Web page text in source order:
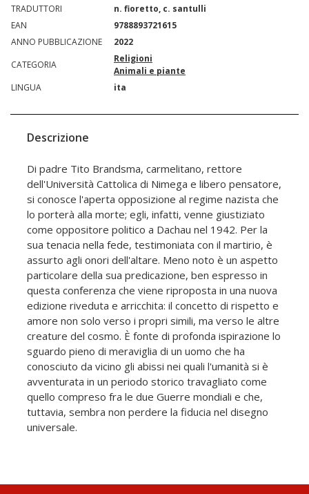
TRADUTTORI
n. fioretto, c. santulli
EAN
9788893721615
ANNO PUBBLICAZIONE
2022
CATEGORIA
Religioni
Animali e piante
LINGUA
ita
Descrizione
Di padre Tito Brandsma, carmelitano, rettore
dell'Università Cattolica di Nimega e libero pensatore,
si conosce l'aperta opposizione al regime nazista che
lo porterà alla morte; egli, infatti, venne giustiziato
come oppositore politico a Dachau nel 1942. Per la
sua tenacia nella fede, testimoniata con il martirio, è
assurto agli onori dell'altare. Meno noto è un aspetto
particolare della sua predicazione, ben espresso in
questa conferenza che viene riproposta in una nuova
edizione riveduta e arricchita: il concetto di rispetto e
amore non solo verso i propri simili, ma verso le altre
creature del cosmo. È fonte di profonda ispirazione lo
sguardo pieno di meraviglia di un uomo che ha
conosciuto da vicino gli abissi nei quali l'umanità si è
avventurata in un periodo storico travagliato come
quello compreso fra le due Guerre mondiali e che,
tuttavia, sembra non perdere la fiducia nel disegno
universale.